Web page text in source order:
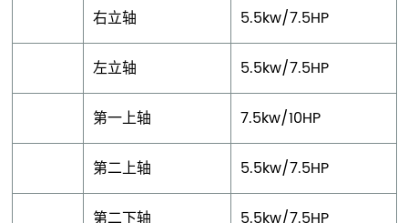
右立轴 5.5kw/7.5HP
左立轴 5.5kw/7.5HP
第一上轴 7.5kw/10HP
第二上轴 5.5kw/7.5HP
第二下轴 5.5kw/7.5HP